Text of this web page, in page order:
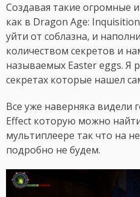
Создавая такие огромные
как в Dragon Age:
уйти от соблазна, и
количеством секретов и
называемых Easter eggs. Я
секретах которые нашел
Все уже наверняка видели
Effect которую можно
мультиплеере так что на
подробно не будем.